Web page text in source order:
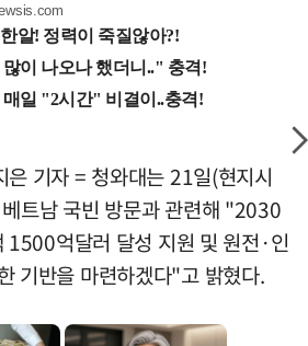
은 기자 = 청와대는 21일(현지시
트남 국빈 방문과 관련해 "2030
1500억달러 달성 지원 및 원전·인
기반을 마련하겠다"고 밝혔다.